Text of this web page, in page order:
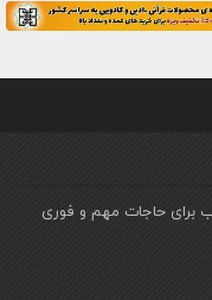
برای حاجات مهم و فوری